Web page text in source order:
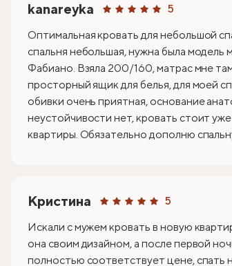
kanareyka 5
Оптимальная кровать для небольшой
спальня небольшая, нужна была
Фабиано. Взяла 200/160, матрас мне
просторный ящик для белья, для моей
обивки очень приятная, основание
неустойчивости нет, кровать стоит
квартиры. Обязательно дополню
Кристина 5
Искали с мужем кровать в новую
она своим дизайном, а после первой
полностью соответствует цене, спать